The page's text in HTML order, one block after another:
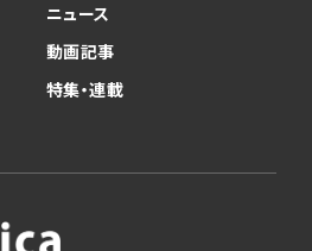
ニュース
動画記事
特集・連載